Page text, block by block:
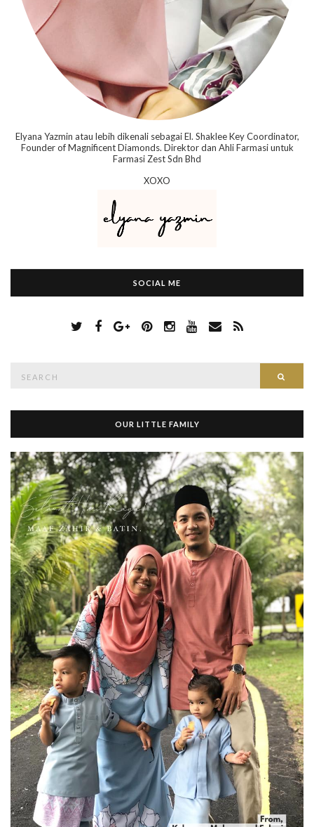
Elyana Yazmin atau lebih dikenali sebagai El. Shaklee Key Coordinator,
Founder of Magnificent Diamonds. Direktor dan Ahli Farmasi untuk
Farmasi Zest Sdn Bhd
XOXO
SOCIAL ME
c
f
r
:
OUR LITTLE FAMILY